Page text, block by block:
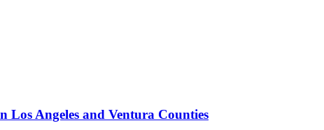
Angeles and Ventura Counties